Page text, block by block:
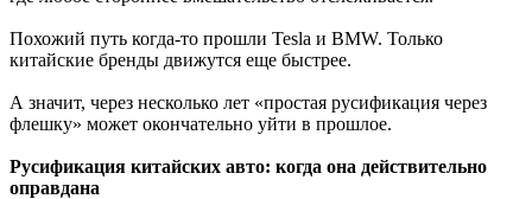
Похожий путь когда-то прошли Tesla и BMW. Только
китайские бренды движутся еще быстрее.
А значит, через несколько лет «простая русификация через
флешку» может окончательно уйти в прошлое.
Русификация китайских авто: когда она действительно
оправдана